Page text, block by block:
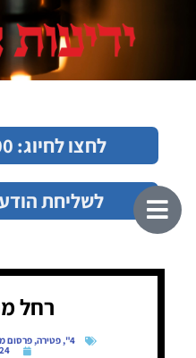
לחצו לחיוג: 077-9967000
לשליחת
רחל
4"
,פטירה,פרסום